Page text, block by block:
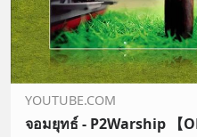
YOUTUBE.COM
จอมยุทธ์ - P2Warship 【